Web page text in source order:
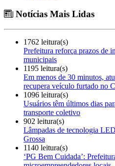
Notícias Mais Lidas
1762 leitura(s)
Prefeitura reforça prazos de
municipais
1195 leitura(s)
Em menos de 30 minutos,
recupera veículo furtado no
1096 leitura(s)
Usuários têm últimos dias
transporte coletivo
902 leitura(s)
Lâmpadas de tecnologia
Grossa
1140 leitura(s)
‘PG Bem Cuidada’: